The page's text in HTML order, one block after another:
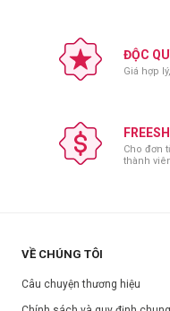
Làm sạch mặt( tẩy
thấm vào da nhanh
Để nơi khô ráo, thoáng
ĐỘC
Giá hợp
Cho đơn
thành
VỀ CHÚNG TÔI
Câu chuyện thương hiệu